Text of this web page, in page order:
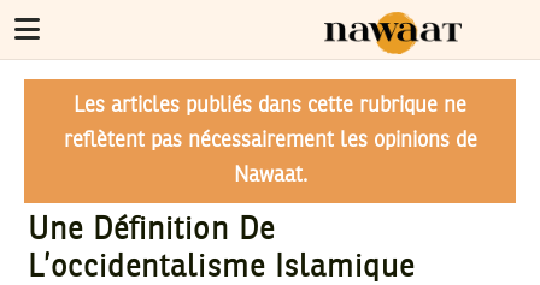
Les articles publiés dans cette rubrique ne
reflètent pas nécessairement les opinions de
Nawaat.
Une Définition De
L’occidentalisme Islamique